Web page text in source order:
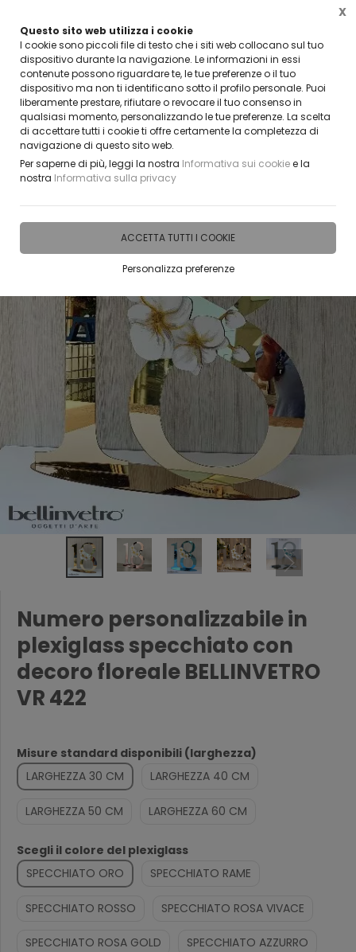
Questo sito web utilizza i cookie
I cookie sono piccoli file di testo che i siti web collocano sul tuo
dispositivo durante la navigazione. Le informazioni in essi
contenute possono riguardare te, le tue preferenze o il tuo
dispositivo ma non ti identificano sotto il profilo personale. Puoi
liberamente prestare, rifiutare o revocare il tuo consenso in
qualsiasi momento, personalizzando le tue preferenze. La scelta
di accettare tutti i cookie ti offre certamente la completezza di
navigazione di questo sito web.
Per saperne di più, leggi la nostra Informativa sui cookiee la
nostra Informativa sulla privacy
ACCETTA TUTTI I COOKIE
Personalizza preferenze
X
CLICCA E SCOPRI I COUPON ATTIVI ADESSO
Home IDEE E REGALI PERSONALIZZABILI NUMERI ED ELEMENTI DECORATIVI PER
Numero personalizzabile in
plexiglass specchiato con
decoro floreale BELLINVETRO
VR 422
Misure standard disponibili (larghezza)
LARGHEZZA 30 CM
LARGHEZZA 40 CM
LARGHEZZA 50 CM LARGHEZZA 60 CM
Scegli il colore del plexiglass
SPECCHIATO ORO
SPECCHIATO RAME
SPECCHIATO ROSSO SPECCHIATO ROSA VIVACE
SPECCHIATO ROSA GOLD SPECCHIATO AZZURRO